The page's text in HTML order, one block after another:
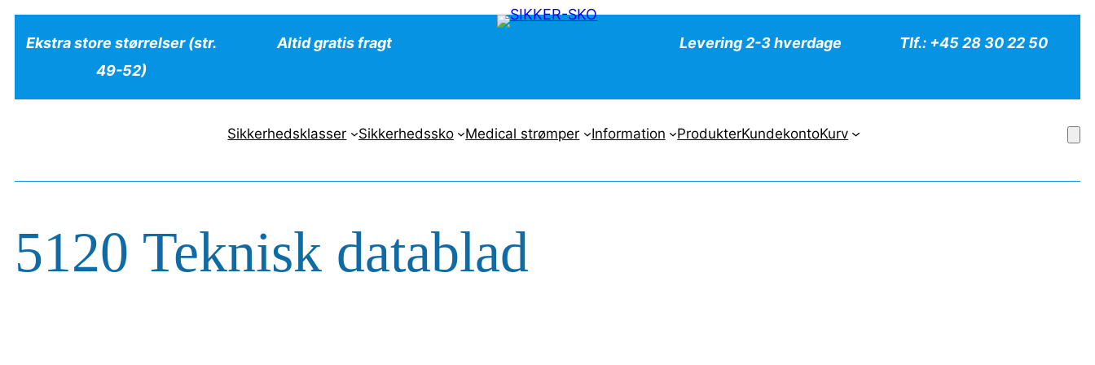
Ekstra store størrelser (str.
49-52)
Altid gratis fragt Levering 2-3 hverdage Tlf.: +45 28 30 22 50
Sikkerhedsklasser Sikkerhedssko Medical strømper Information ProdukterKundekontoKurv
5120 Teknisk datablad